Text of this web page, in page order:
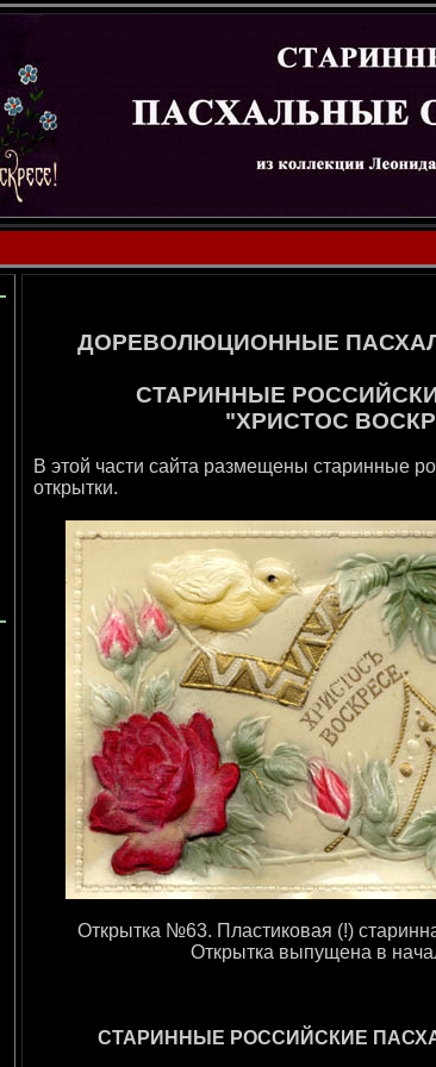
ДОРЕВОЛЮЦИОННЫЕ
СТАРИННЫЕ
"ХРИСТОС
В этой части сайта размещены старинные
открытки.
Открытка №63. Пластиковая (!)
Открытка выпущена в
СТАРИННЫЕ РОССИЙСКИЕ